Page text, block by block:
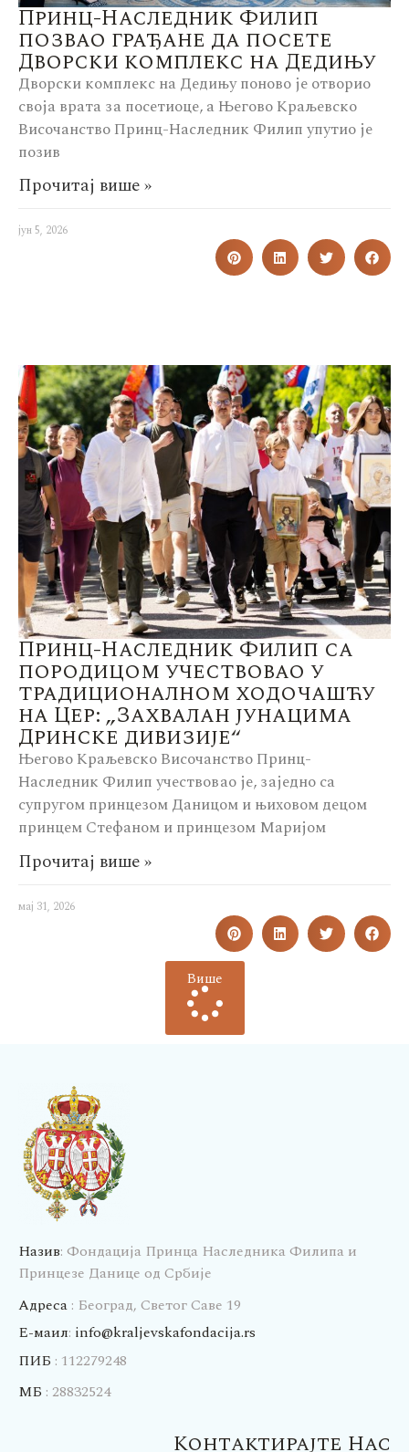
Принц-Наследник Филип
позвао грађане да посете
Дворски комплекс на Дедињу
Дворски комплекс на Дедињу поново је отворио
своја врата за посетиоце, а Његово Краљевско
Височанство Принц-Наследник Филип упутио је
позив
Прочитај више »
јун 5, 2026
Принц-Наследник Филип са
породицом учествовао у
традиционалном ходочашћу
на Цер: „Захвалан јунацима
Дринске дивизије“
Његово Краљевско Височанство Принц-
Наследник Филип учествовао је, заједно са
супругом принцезом Даницом и њиховом децом
принцем Стефаном и принцезом Маријом
Прочитај више »
мај 31, 2026
Више
Назив: Фондација Принца Наследника Филипа и
Принцезе Данице од Србије
Адреса : Београд, Светог Саве 19
E-маил: info@kraljevskafondacija.rs
ПИБ : 112279248
МБ : 28832524
Контактирајте Нас